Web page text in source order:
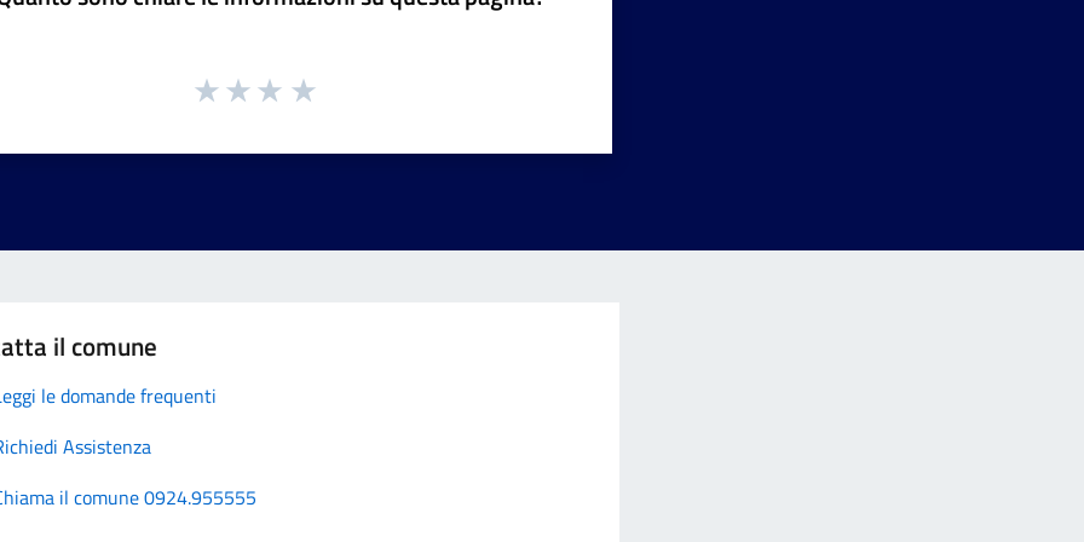
il comune
le domande frequenti
Assistenza
il comune 0924.955555